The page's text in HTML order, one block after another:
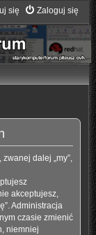
Zaloguj się
się
dalej „my”,
akceptujesz,
Administracja
czasie zmienić
niemniej